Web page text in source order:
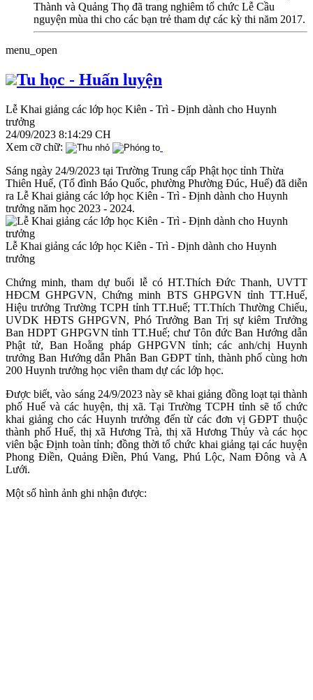
Thành và Quảng Thọ đã trang nghiêm tổ chức Lễ Cầu
nguyện mùa thi cho các bạn trẻ tham dự các kỳ thi năm 2017.
menu_open
Tu học - Huấn luyện
Lễ Khai giảng các lớp học Kiên - Trì - Định dành cho Huynh
trưởng
24/09/2023 8:14:29 CH
Xem cỡ chữ:
Sáng ngày 24/9/2023 tại Trường Trung cấp Phật học tỉnh Thừa
Thiên Huế, (Tổ đình Báo Quốc, phường Phường Đúc, Huế) đã diễn
ra Lễ Khai giảng các lớp học Kiên - Trì - Định dành cho Huynh
trưởng năm học 2023 - 2024.
Lễ Khai giảng các lớp học Kiên - Trì - Định dành cho Huynh
trưởng
Chứng minh, tham dự buổi lễ có HT.Thích Đức Thanh, UVTT
HĐCM GHPGVN, Chứng minh BTS GHPGVN tỉnh TT.Huế,
Hiệu trưởng Trường TCPH tỉnh TT.Huế; TT.Thích Thường Chiếu,
UVDK HĐTS GHPGVN, Phó Trưởng Ban Trị sự kiêm Trưởng
Ban HDPT GHPGVN tỉnh TT.Huế; chư Tôn đức Ban Hướng dẫn
Phật tử, Ban Hoằng pháp GHPGVN tỉnh; các anh/chị Huynh
trưởng Ban Hướng dẫn Phân Ban GĐPT tỉnh, thành phố cùng hơn
200 Huynh trưởng học viên tham dự các lớp học.
Được biết, vào sáng 24/9/2023 này sẽ khai giảng đồng loạt tại thành
phố Huế và các huyện, thị xã. Tại Trường TCPH tỉnh sẽ tổ chức
khai giảng cho các Huynh trưởng đến từ các đơn vị GĐPT thuộc
thành phố Huế, thị xã Hương Trà, thị xã Hương Thủy và các học
viên bậc Định toàn tỉnh; đồng thời tổ chức khai giảng tại các huyện
Phong Điền, Quảng Điền, Phú Vang, Phú Lộc, Nam Đông và A
Lưới.
Một số hình ảnh ghi nhận được: